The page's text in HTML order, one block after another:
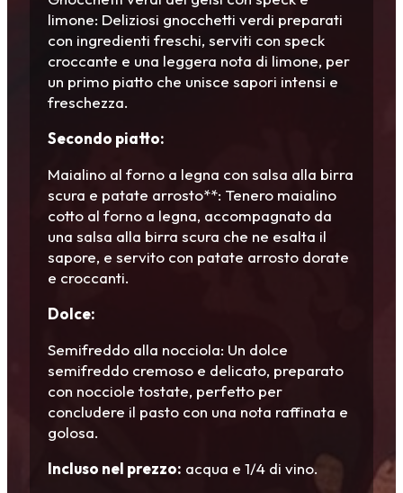
limone: Deliziosi gnocchetti verdi preparati
con ingredienti freschi, serviti con speck
croccante e una leggera nota di limone, per
un primo piatto che unisce sapori intensi e
freschezza.
Secondo piatto:
Maialino al forno a legna con salsa alla birra
scura e patate arrosto**: Tenero maialino
cotto al forno a legna, accompagnato da
una salsa alla birra scura che ne esalta il
sapore, e servito con patate arrosto dorate
e croccanti.
Dolce:
Semifreddo alla nocciola: Un dolce
semifreddo cremoso e delicato, preparato
con nocciole tostate, perfetto per
concludere il pasto con una nota raffinata e
golosa.
Incluso nel prezzo: acqua e 1/4 di vino.